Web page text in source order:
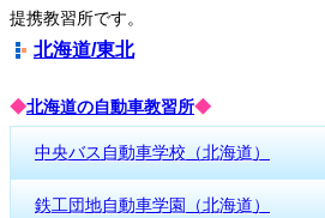
提携教習所です。
北海道/東北
◆北海道の自動車教習所◆
中央バス自動車学校（北海道）
鉄工団地自動車学園（北海道）